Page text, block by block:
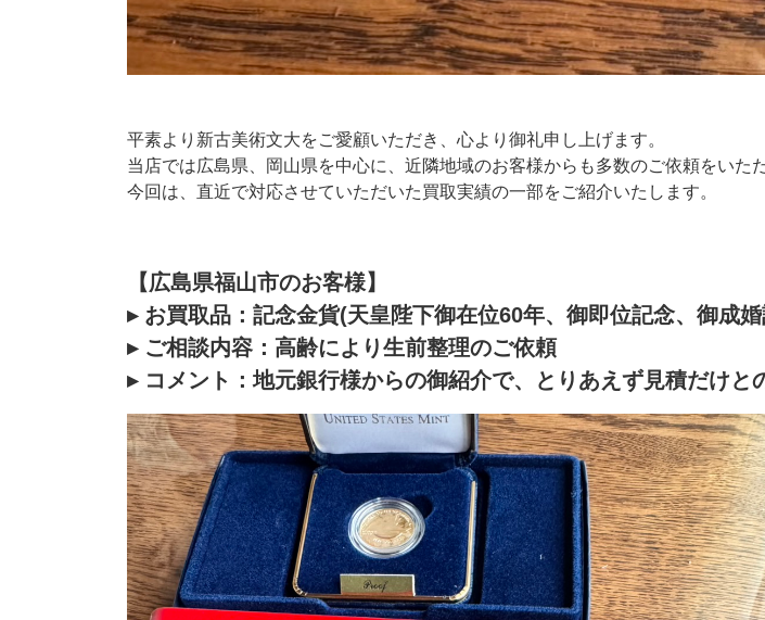
平素より新古美術文大をご愛顧いただき、心より御礼申し上げます。
当店では広島県、岡山県を中心に、近隣地域のお客様からも多数のご依頼をいた
今回は、直近で対応させていただいた買取実績の一部をご紹介いたします。
【広島県福山市のお客様】
▸ お買取品：記念金貨(天皇陛下御在位60年、御即位記念、御成
▸ ご相談内容：高齢により生前整理のご依頼
▸ コメント：地元銀行様からの御紹介で、とりあえず見積だけと